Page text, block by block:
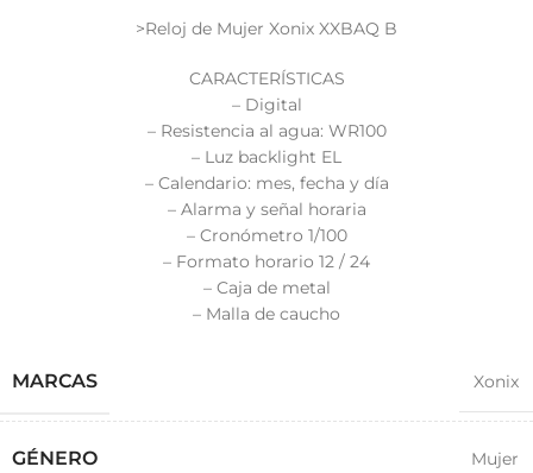
>Reloj de Mujer Xonix XXBAQ B
CARACTERÍSTICAS
– Digital
– Resistencia al agua: WR100
– Luz backlight EL
– Calendario: mes, fecha y día
– Alarma y señal horaria
– Cronómetro 1/100
– Formato horario 12 / 24
– Caja de metal
– Malla de caucho
MARCAS Xonix
GÉNERO Mujer